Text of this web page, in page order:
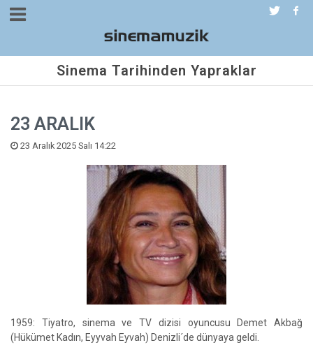
Sinema Tarihinden Yapraklar
23 ARALIK
23 Aralık 2025 Salı 14:22
1959: Tiyatro, sinema ve TV dizisi oyuncusu Demet Akbağ
(Hükümet Kadın, Eyyvah Eyvah) Denizli´de dünyaya geldi.